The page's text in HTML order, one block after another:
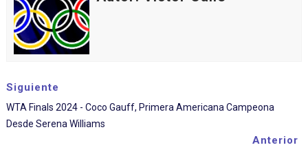
Siguiente
WTA Finals 2024 - Coco Gauff, Primera Americana Campeona
Desde Serena Williams
Anterior